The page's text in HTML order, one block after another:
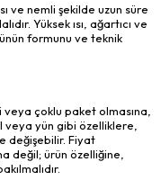
ve nemli şekilde uzun süre
Yüksek ısı, ağartıcı ve
formunu ve teknik
çoklu paket olmasına,
veya yün gibi özelliklere,
değişebilir. Fiyat
değil; ürün özelliğine,